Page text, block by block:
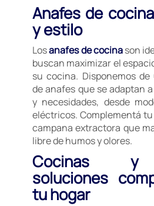
Anafes de
y estilo
Losanafes de cocinason
buscan maximizar el
su cocina. Disponemos
de anafes que se adaptan
y necesidades, desde
eléctricos. Complementá
campana extractora que
libre de humos y olores.
Cocinas y
soluciones
tu hogar